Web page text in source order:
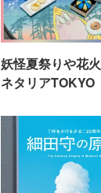
妖怪夏祭りや花
ネタリアTOKYO